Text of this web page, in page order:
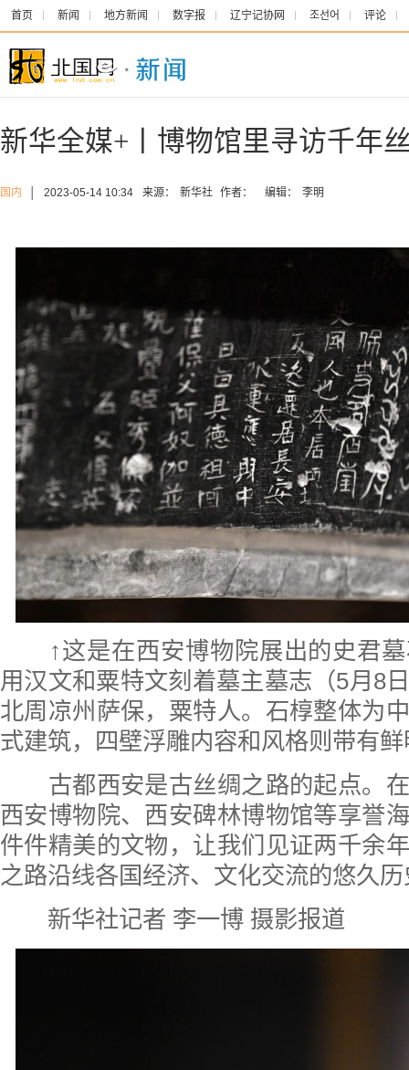
首页 新闻 地方新闻 数字报 辽宁记协网 조선어 评论
新华全媒+丨博物馆里寻访千年
国内 2023-05-14 10:34 来源： 新华社 作者： 编辑： 李明
↑这是在西安博物院展出的史君
用汉文和粟特文刻着墓主墓志（5月8
北周凉州萨保，粟特人。石椁整体为
式建筑，四壁浮雕内容和风格则带有
古都西安是古丝绸之路的起点。在
西安博物院、西安碑林博物馆等享誉
件件精美的文物，让我们见证两千余
之路沿线各国经济、文化交流的悠久
新华社记者 李一博 摄影报道